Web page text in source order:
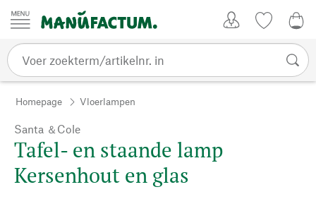
Passer au contenu
Homepage Vloerlampen
Santa ＆Cole
Tafel- en staande lamp
Kersenhout en glas